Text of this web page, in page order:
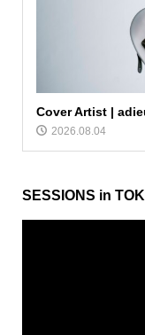
Cover Artist |
2026.08.04
SESSIONS in